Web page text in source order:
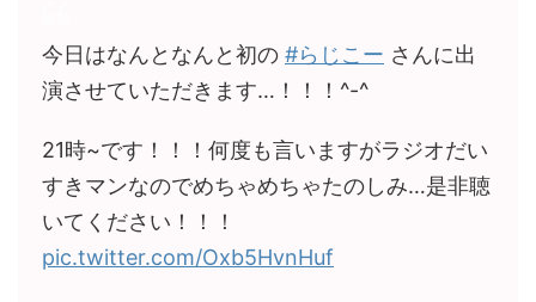
今日はなんとなんと初の #らじこー さんに出
演させていただきます…！！！^-^
21時~です！！！何度も言いますがラジオだい
すきマンなのでめちゃめちゃたのしみ…是非聴
いてください！！！
pic.twitter.com/Oxb5HvnHuf